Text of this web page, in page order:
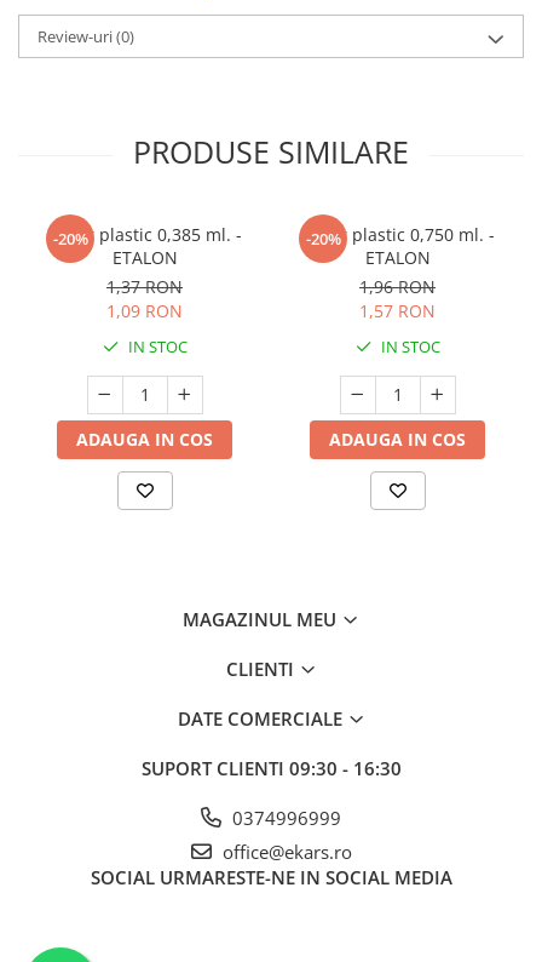
Review-uri(0)
PRODUSE SIMILARE
-20%
Pahar plastic 0,385 ml. -
ETALON
1,37 RON
1,09 RON
IN STOC
ADAUGA IN COS
-20%
Pahar plastic 0,750 ml. -
ETALON
1,96 RON
1,57 RON
IN STOC
ADAUGA IN COS
MAGAZINUL MEU
CLIENTI
DATE COMERCIALE
SUPORT CLIENTI 09:30 - 16:30
0374996999
office@ekars.ro
SOCIAL URMARESTE-NE IN SOCIAL MEDIA